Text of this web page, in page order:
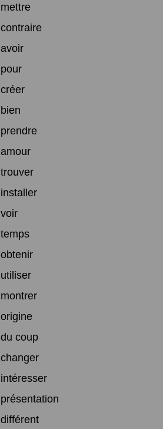
mettre
contraire
avoir
pour
créer
bien
prendre
amour
trouver
installer
voir
temps
obtenir
utiliser
montrer
origine
du coup
changer
intéresser
présentation
différent